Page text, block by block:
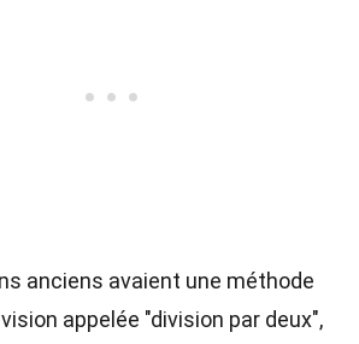
anciens avaient une méthode
appelée "division par deux",